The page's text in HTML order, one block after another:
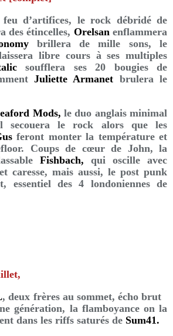
d’artifices, le rock débridé de
des étincelles, Orelsanenflammera
brillera de mille sons, le
libre cours à ses multiples
soufflera ses 20 bougies de
Juliette Armanet brulera le
Mods, le duo anglais minimal
secouera le rock alors que les
feront monter la température et
Coups de cœur de John, la
Fishbach, qui oscille avec
caresse, mais aussi, le post punk
essentiel des 4 londoniennes de
, deux frères au sommet, écho brut
génération, la flamboyance on la
dans les riffs saturés de Sum41.